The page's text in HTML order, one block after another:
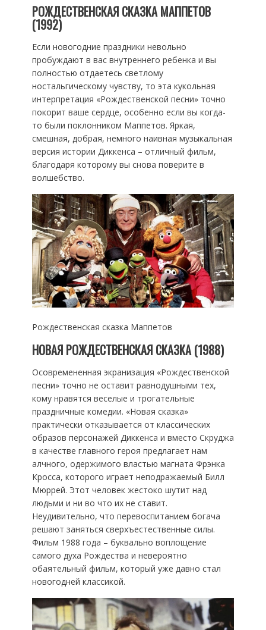
РОЖДЕСТВЕНСКАЯ СКАЗКА МАППЕТОВ
(1992)
Если новогодние праздники невольно
пробуждают в вас внутреннего ребенка и вы
полностью отдаетесь светлому
ностальгическому чувству, то эта кукольная
интерпретация «Рождественской песни» точно
покорит ваше сердце, особенно если вы когда-
то были поклонником Маппетов. Яркая,
смешная, добрая, немного наивная музыкальная
версия истории Диккенса – отличный фильм,
благодаря которому вы снова поверите в
волшебство.
Рождественская сказка Маппетов
НОВАЯ РОЖДЕСТВЕНСКАЯ СКАЗКА (1988)
Осовремененная экранизация «Рождественской
песни» точно не оставит равнодушными тех,
кому нравятся веселые и трогательные
праздничные комедии. «Новая сказка»
практически отказывается от классических
образов персонажей Диккенса и вместо Скруджа
в качестве главного героя предлагает нам
алчного, одержимого властью магната Фрэнка
Кросса, которого играет неподражаемый Билл
Мюррей. Этот человек жестоко шутит над
людьми и ни во что их не ставит.
Неудивительно, что перевоспитанием богача
решают заняться сверхъестественные силы.
Фильм 1988 года – буквально воплощение
самого духа Рождества и невероятно
обаятельный фильм, который уже давно стал
новогодней классикой.